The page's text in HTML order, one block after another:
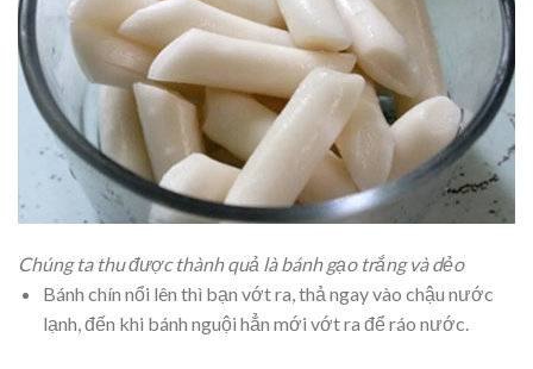
Chúng ta thu được thành quả là bánh gạo trắng và dẻo
Bánh chín nổi lên thì bạn vớt ra, thả ngay vào chậu nước
lạnh, đến khi bánh nguội hẳn mới vớt ra để ráo nước.